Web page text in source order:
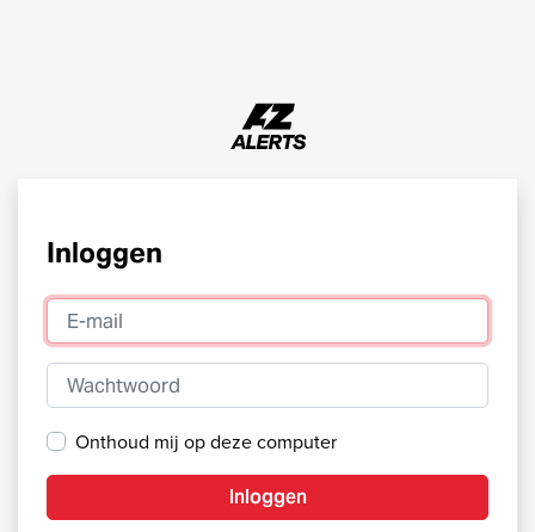
Inloggen
E-mail
Wachtwoord
Onthoud mij op deze computer
Inloggen